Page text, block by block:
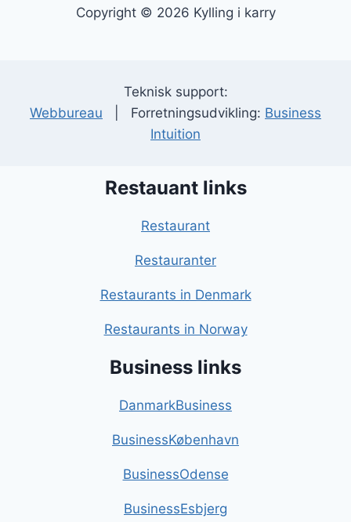
Copyright © 2026 Kylling i karry
Teknisk support:
Webbureau | Forretningsudvikling: Business
Intuition
Restauant links
Restaurant
Restauranter
Restaurants in Denmark
Restaurants in Norway
Business links
DanmarkBusiness
BusinessKøbenhavn
BusinessOdense
BusinessEsbjerg